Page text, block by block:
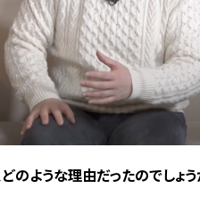
のような理由だったのでしょう